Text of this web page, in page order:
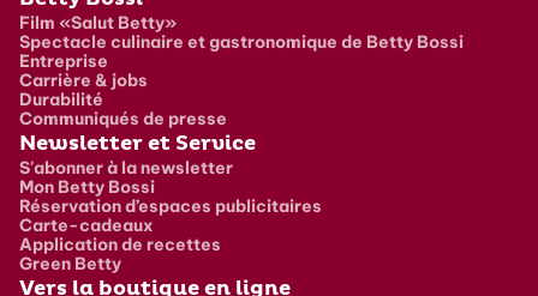
Film «Salut Betty»
Spectacle culinaire et gastronomique de Betty Bossi
Entreprise
Carrière & jobs
Durabilité
Communiqués de presse
Newsletter et Service
S'abonner à la newsletter
Mon Betty Bossi
Réservation d’espaces publicitaires
Carte-cadeaux
Application de recettes
Green Betty
Vers la boutique en ligne